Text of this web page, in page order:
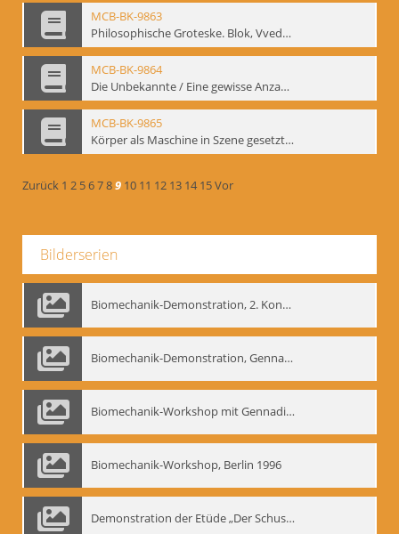
MCB-BK-9863
Philosophische Groteske. Blok, Vvedenskij und Meyerhold im bat Studiotheater - interne Signatur: BM-prt-60
MCB-BK-9864
Die Unbekannte / Eine gewisse Anzahl Gespräche - interne Signatur: BM-prt-61
MCB-BK-9865
Körper als Maschine in Szene gesetzt. „bat“-Studiotheater mit Neuinszenierungen - interne Signatur: BM-prt-62
Zurück 1 2 56789 10 11 12 13 14 15Vor
Bilderserien
Biomechanik-Demonstration, 2. Kongress der EMF, Mai 1995
Biomechanik-Demonstration, Gennadij Bogdanow im Berliner Ensemble, 04.10.1991
Biomechanik-Workshop mit Gennadij Nikolajewitsch Bogdanow im Mime Centrum Berlin, 1991
Biomechanik-Workshop, Berlin 1996
Demonstration der Etüde „Der Schuss mit dem Bogen“ durch Gennadij Nikolajewitsch Bogdanow, Berlin 1991